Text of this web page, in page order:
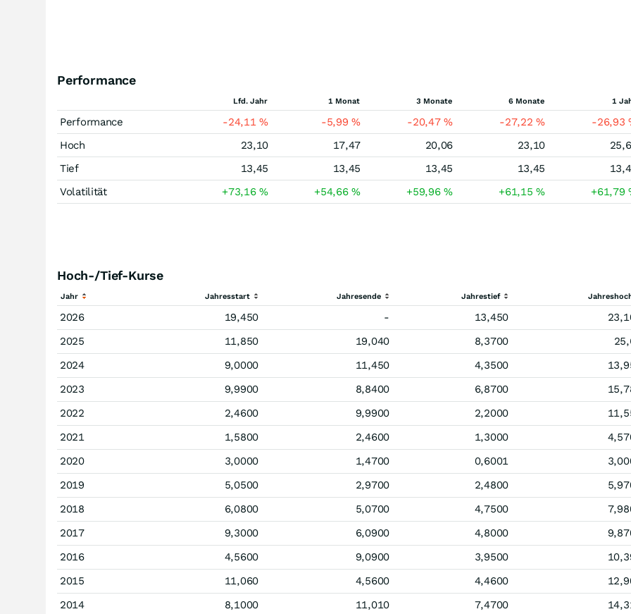
Performance
Lfd. Jahr 1 Monat 3 Monate 6 Monate 1
Performance -24,11% -5,99% -20,47% -27,22% -26,93
Hoch
23,10 17,47 20,06 23,10
Tief
13,45 13,45 13,45 13,45
Volatilität
+73,16% +54,66% +59,96% +61,15% +61,79
Hoch-/Tief-Kurse
Jahr Jahresstart Jahresende Jahrestief
2026 19,450 - 13,450
2025
11,850 19,040 8,3700
2024
9,0000 11,450 4,3500
2023
9,9900 8,8400 6,8700
2022
2,4600 9,9900 2,2000
2021
1,5800 2,4600 1,3000
2020
3,0000 1,4700 0,6001
2019
5,0500 2,9700 2,4800
2018
6,0800 5,0700 4,7500
2017
9,3000 6,0900 4,8000
2016
4,5600 9,0900 3,9500
2015
11,060 4,5600 4,4600
2014
8,1000 11,010 7,4700